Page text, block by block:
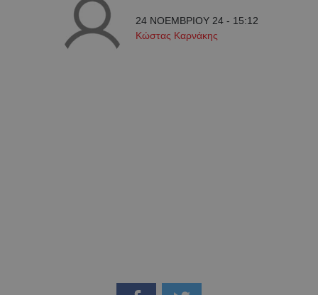
24 ΝΟΕΜΒΡΙΟΥ 24 - 15:12
Κώστας Καρνάκης